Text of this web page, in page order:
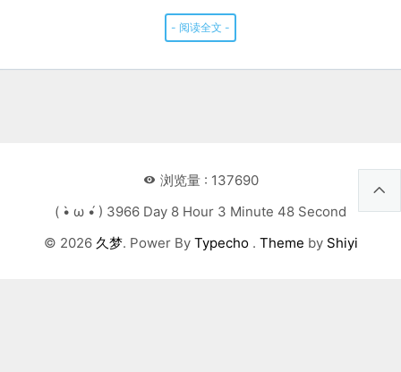
- 阅读全文 -
浏览量 : 137690
( •̀ ω •́ ) 3966 Day 8 Hour 3 Minute 48 Second
© 2026 久梦. Power By Typecho. Theme by Shiyi